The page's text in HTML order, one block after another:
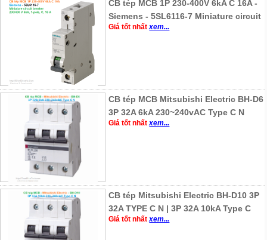
CB tép MCB 1P 230-400V 6kA C 16A -
Siemens - 5SL6116-7 Miniature circuit
Giá tốt nhấtxem...
CB tép MCB Mitsubishi Electric BH-D6
3P 32A 6kA 230~240vAC Type C N
Giá tốt nhấtxem...
CB tép Mitsubishi Electric BH-D10 3P
32A TYPE C N | 3P 32A 10kA Type C
Giá tốt nhấtxem...